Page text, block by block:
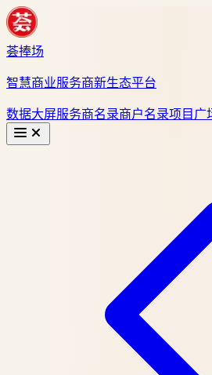
荟捧场
智慧商业服务商新生态平台
数据大屏服务商名录商户名录项目广